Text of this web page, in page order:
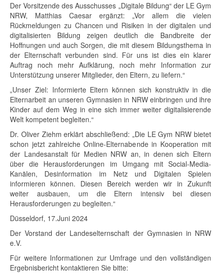
Der Vorsitzende des Ausschusses „Digitale Bildung“ der LE Gym
NRW, Matthias Caesar ergänzt: „Vor allem die vielen
Rückmeldungen zu Chancen und Risiken in der digitalen und
digitalisierten Bildung zeigen deutlich die Bandbreite der
Hoffnungen und auch Sorgen, die mit diesem Bildungsthema in
der Elternschaft verbunden sind. Für uns ist dies ein klarer
Auftrag noch mehr Aufklärung, noch mehr Information zur
Unterstützung unserer Mitglieder, den Eltern, zu liefern.“
„Unser Ziel: Informierte Eltern können sich konstruktiv in die
Elternarbeit an unseren Gymnasien in NRW einbringen und ihre
Kinder auf dem Weg in eine sich immer weiter digitalisierende
Welt kompetent begleiten.“
Dr. Oliver Ziehm erklärt abschließend: „Die LE Gym NRW bietet
schon jetzt zahlreiche Online-Elternabende in Kooperation mit
der Landesanstalt für Medien NRW an, in denen sich Eltern
über die Herausforderungen im Umgang mit Social-Media-
Kanälen, Desinformation im Netz und Digitalen Spielen
informieren können. Diesen Bereich werden wir in Zukunft
weiter ausbauen, um die Eltern intensiv bei diesen
Herausforderungen zu begleiten.“
Düsseldorf, 17.Juni 2024
Der Vorstand der Landeselternschaft der Gymnasien in NRW
e.V.
Für weitere Informationen zur Umfrage und den vollständigen
Ergebnisbericht kontaktieren Sie bitte: